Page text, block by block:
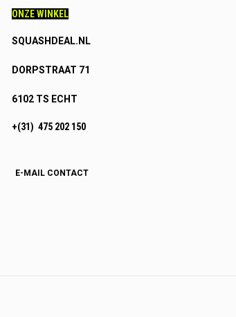
ONZE WINKEL
SQUASHDEAL.NL
DORPSTRAAT 71
6102 TS ECHT
+(31) 475 202 150
E-MAIL CONTACT